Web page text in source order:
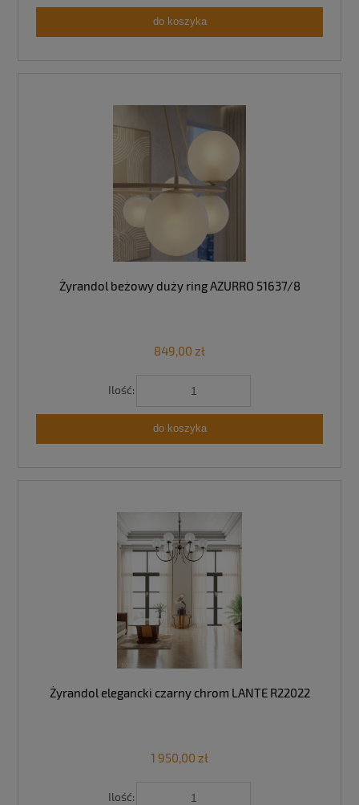
do koszyka
Żyrandol beżowy duży ring AZURRO 51637/8
849,00 zł
Ilość:
do koszyka
Żyrandol elegancki czarny chrom LANTE R22022
1 950,00 zł
Ilość: